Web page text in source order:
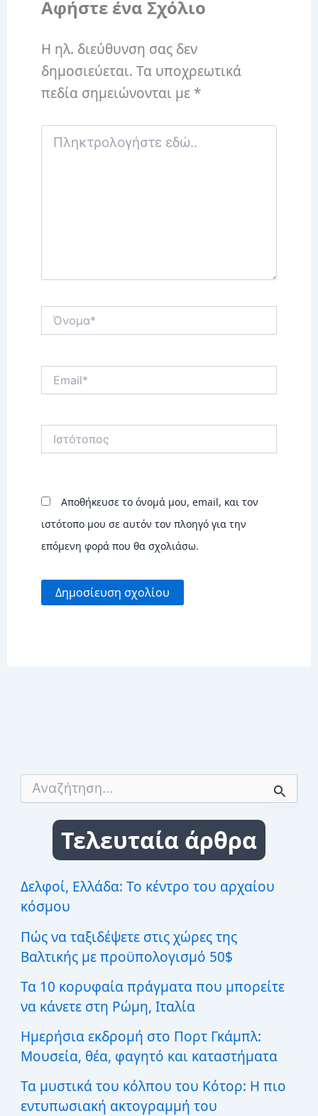
Αφήστε ένα Σχόλιο
Η ηλ. διεύθυνση σας δεν
δημοσιεύεται. Τα υποχρεωτικά
πεδία σημειώνονται με *
Πληκτρολογήστε
εδώ..
Όνομα*
Ιστότοπος
Αποθήκευσε το όνομά μου, email, και τον
ιστότοπο μου σε αυτόν τον πλοηγό για την
επόμενη φορά που θα σχολιάσω.
σ
η
γ
α
:
Τελευταία άρθρα
Δελφοί, Ελλάδα: Το κέντρο του αρχαίου
κόσμου
Πώς να ταξιδέψετε στις χώρες της
Βαλτικής με προϋπολογισμό 50$
Τα 10 κορυφαία πράγματα που μπορείτε
να κάνετε στη Ρώμη, Ιταλία
Ημερήσια εκδρομή στο Πορτ Γκάμπλ:
Μουσεία, θέα, φαγητό και καταστήματα
Τα μυστικά του κόλπου του Κότορ: Η πιο
εντυπωσιακή ακτογραμμή του